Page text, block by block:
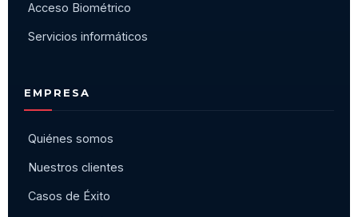
Acceso Biométrico
Servicios informáticos
EMPRESA
Quiénes somos
Nuestros clientes
Casos de Éxito